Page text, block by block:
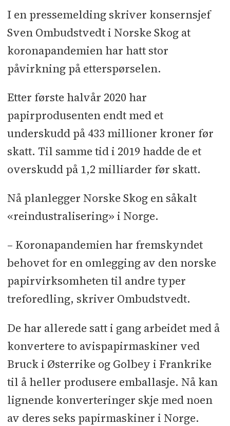
I en pressemelding skriver konsernsjef
Sven Ombudstvedt i Norske Skog at
koronapandemien har hatt stor
påvirkning på etterspørselen.
Etter første halvår 2020 har
papirprodusenten endt med et
underskudd på 433 millioner kroner før
skatt. Til samme tid i 2019 hadde de et
overskudd på 1,2 milliarder før skatt.
Nå planlegger Norske Skog en såkalt
«reindustralisering» i Norge.
– Koronapandemien har fremskyndet
behovet for en omlegging av den norske
papirvirksomheten til andre typer
treforedling, skriver Ombudstvedt.
De har allerede satt i gang arbeidet med å
konvertere to avispapirmaskiner ved
Bruck i Østerrike og Golbey i Frankrike
til å heller produsere emballasje. Nå kan
lignende konverteringer skje med noen
av deres seks papirmaskiner i Norge.